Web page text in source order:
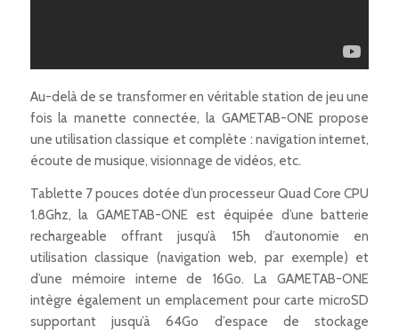
Au-delà de se transformer en véritable station de jeu une
fois la manette connectée, la GAMETAB-ONE propose
une utilisation classique et complète : navigation internet,
écoute de musique, visionnage de vidéos, etc.
Tablette 7 pouces dotée d’un processeur Quad Core CPU
1.8Ghz, la GAMETAB-ONE est équipée d’une batterie
rechargeable offrant jusqu’à 15h d’autonomie en
utilisation classique (navigation web, par exemple) et
d’une mémoire interne de 16Go. La GAMETAB-ONE
intègre également un emplacement pour carte microSD
supportant jusqu’à 64Go d’espace de stockage